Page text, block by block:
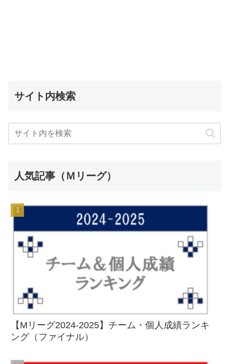
サイト内検索
人気記事（Ｍリーグ）
【Mリーグ2024-2025】チーム・個人成績ランキ
ング（ファイナル）